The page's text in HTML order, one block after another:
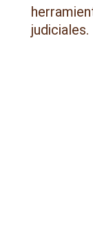
judiciales.